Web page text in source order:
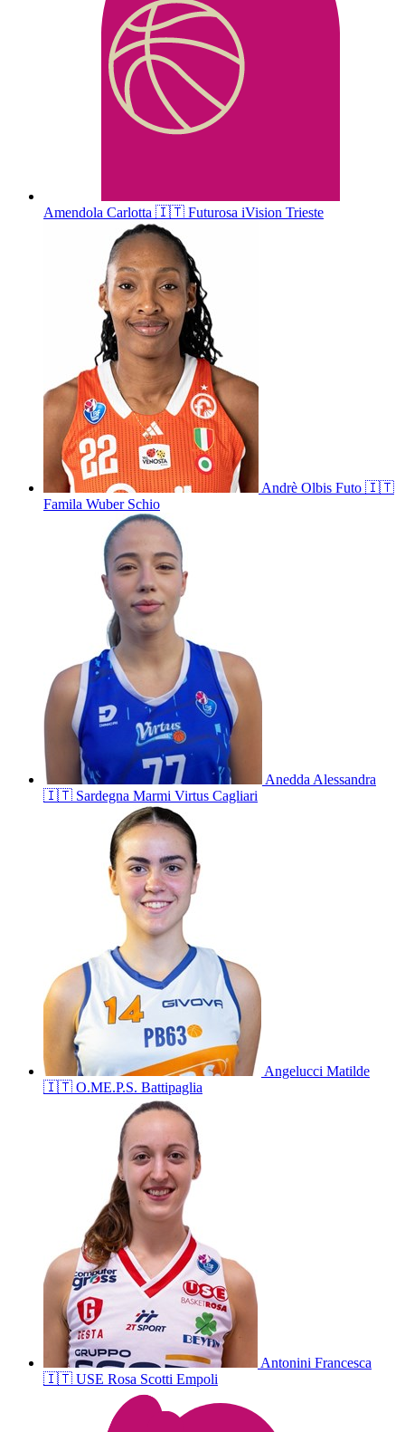
Amendola Carlotta 🇮🇹 Futurosa iVision Trieste
Andrè Olbis Futo 🇮🇹
Famila Wuber Schio
AneddaAlessandra
🇮🇹 Sardegna Marmi Virtus Cagliari
Angelucci Matilde
🇮🇹 O.ME.P.S. Battipaglia
Antonini Francesca
🇮🇹 USE Rosa Scotti Empoli